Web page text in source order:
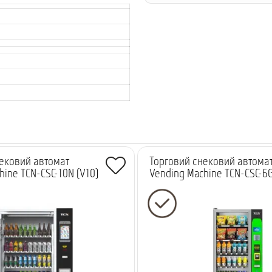
автомат
TCN-CSC-10N (V10)
Торговий снековий
Vending Machine TCN-CSC-